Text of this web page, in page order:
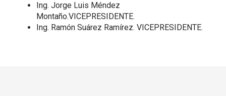
Ing. Jorge Luis Méndez
Montaño.VICEPRESIDENTE.
Ing. Ramón Suárez Ramírez. VICEPRESIDENTE.